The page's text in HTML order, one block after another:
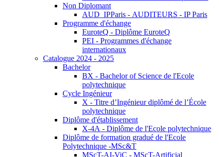
Non Diplomant
AUD_IPParis - AUDITEURS - IP Paris
Programme d'échange
EuroteQ - Diplôme EuroteQ
PEI - Programmes d'échange
internationaux
Catalogue 2024 - 2025
Bachelor
BX - Bachelor of Science de l'Ecole
polytechnique
Cycle Ingénieur
X - Titre d’Ingénieur diplômé de l’École
polytechnique
Diplôme d'établissement
X-4A - Diplôme de l'Ecole polytechnique
Diplôme de formation gradué de l'Ecole
Polytechnique -MSc&T
MScT-AI-ViC - MScT-Artificial